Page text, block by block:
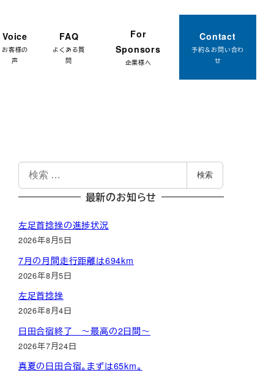
Voice
お客様の
声
FAQ
よくある質
問
For
Sponsors
企業様へ
Contact
予約＆お問い合わ
せ
検
索
検索
最新のお知らせ
左足首捻挫の進捗状況
2026年8月5日
7月の月間走行距離は694km
2026年8月5日
左足首捻挫
2026年8月4日
日田合宿終了 ～最高の2日間～
2026年7月24日
真夏の日田合宿。まずは65km。